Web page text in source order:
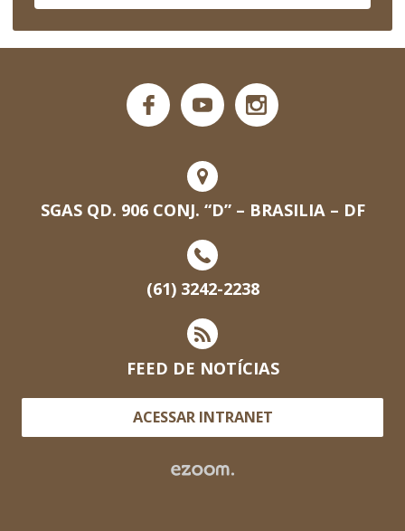
SGAS QD. 906 CONJ. “D” – BRASILIA – DF
(61) 3242-2238
FEED DE NOTÍCIAS
ACESSAR INTRANET